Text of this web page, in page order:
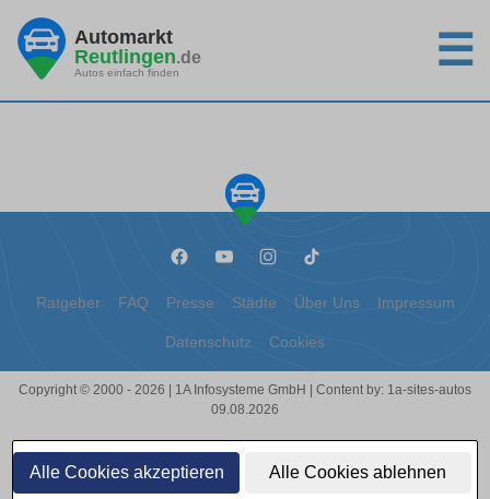
Alle Cookies akzeptieren Alle Cookies ablehnen
Automarkt
Reutlingen.de
Autos einfach finden ☰
Ratgeber FAQ Presse Städte Über Uns Impressum
Datenschutz Cookies
Copyright © 2000 - 2026 | 1A Infosysteme GmbH | Content by: 1a-sites-autos
09.08.2026